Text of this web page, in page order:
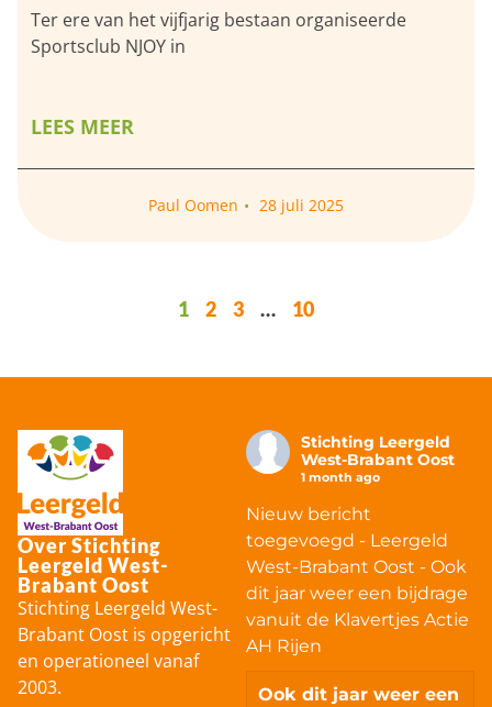
Ter ere van het vijfjarig bestaan organiseerde
Sportsclub NJOY in
LEES MEER
Paul Oomen 28 juli 2025
1 2 3 … 10
Over Stichting
Leergeld West-
Brabant Oost
Stichting Leergeld West-
Brabant Oost is opgericht
en operationeel vanaf
2003.
Stichting Leergeld
West-Brabant Oost
1 month ago
Nieuw bericht
toegevoegd - Leergeld
West-Brabant Oost - Ook
dit jaar weer een bijdrage
vanuit de Klavertjes Actie
AH Rijen
Ook dit jaar weer een